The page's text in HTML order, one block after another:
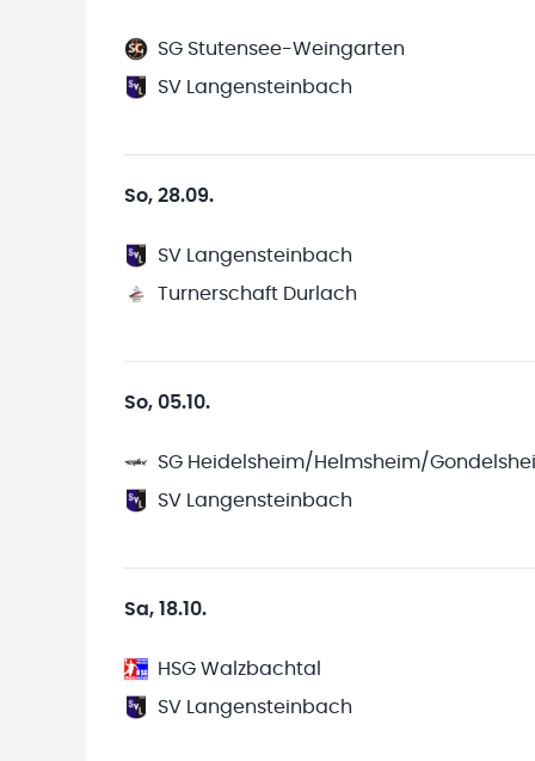
SG Stutensee-Weingarten
SV Langensteinbach
So, 28.09.
SV Langensteinbach
Turnerschaft Durlach
So, 05.10.
SG Heidelsheim/Helmsheim/
SV Langensteinbach
Sa, 18.10.
HSG Walzbachtal
SV Langensteinbach